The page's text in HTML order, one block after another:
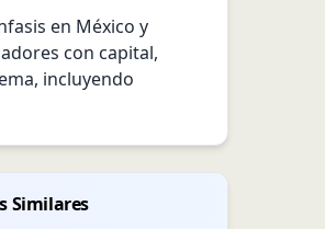
en México y
con capital,
incluyendo
Similares